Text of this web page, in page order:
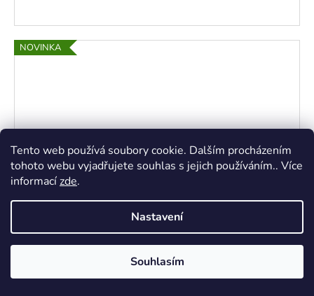
Tento web používá soubory cookie. Dalším procházením
tohoto webu vyjadřujete souhlas s jejich používáním.. Více
informacízde.
Nastavení
Souhlasím
NOVINKA